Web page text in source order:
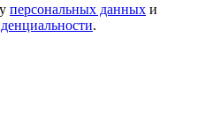
персональных данных и
.